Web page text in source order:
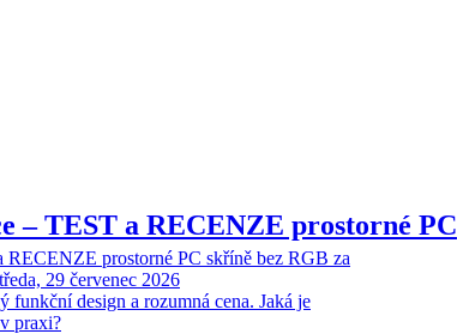
– TEST a RECENZE prostorné PC
prostorné PC skříně bez RGB za
29 červenec 2026
funkční design a rozumná cena. Jaká je
praxi?